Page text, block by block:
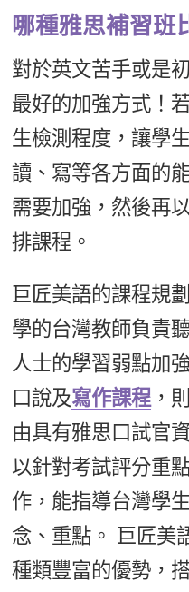
哪種雅思補習班
對於英文苦手或是
最好的加強方式！
生檢測程度，讓學
讀、寫等各方面的
需要加強，然後再
排課程。
巨匠美語的課程規
學的台灣教師負責
人士的學習弱點加
口說及寫作課程 ，
由具有雅思口試官
以針對考試評分重
作，能指導台灣學
念、重點。 巨匠美
種類豐富的優勢，